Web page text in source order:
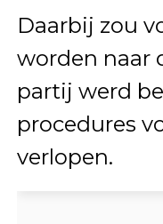
Daarbij zou
worden naar
partij werd
procedures
verlopen.